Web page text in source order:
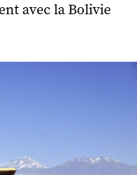
avec la Bolivie